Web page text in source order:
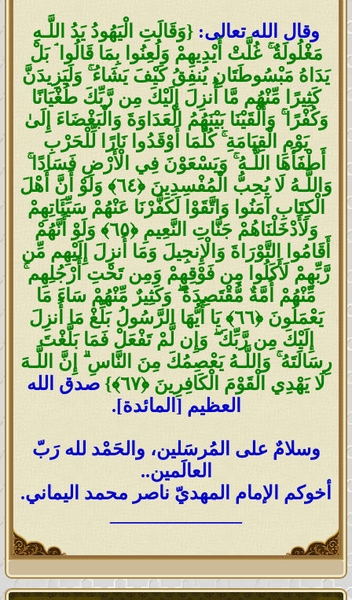
وقال الله تعالى: {وَقَالَتِ الْيَهُودُ يَدُ اللَّـهِ
مَغْلُولَةٌ ۚ غُلَّتْ أَيْدِيهِمْ وَلُعِنُوا بِمَا قَالُوا ۘ بَلْ
يَدَاهُ مَبْسُوطَتَانِ يُنفِقُ كَيْفَ يَشَاءُ ۚ وَلَيَزِيدَنَّ
كَثِيرًا مِّنْهُم مَّا أُنزِلَ إِلَيْكَ مِن رَّبِّكَ طُغْيَانًا
وَكُفْرًا ۚ وَأَلْقَيْنَا بَيْنَهُمُ الْعَدَاوَةَ وَالْبَغْضَاءَ إِلَىٰ
يَوْمِ الْقِيَامَةِ ۚ كُلَّمَا أَوْقَدُوا نَارًا لِّلْحَرْبِ
أَطْفَأَهَا اللَّـهُ ۚ وَيَسْعَوْنَ فِي الْأَرْضِ فَسَادًا ۚ
وَاللَّـهُ لَا يُحِبُّ الْمُفْسِدِينَ ﴿٦٤﴾ وَلَوْ أَنَّ أَهْلَ
الْكِتَابِ آمَنُوا وَاتَّقَوْا لَكَفَّرْنَا عَنْهُمْ سَيِّئَاتِهِمْ
وَلَأَدْخَلْنَاهُمْ جَنَّاتِ النَّعِيمِ ﴿٦٥﴾ وَلَوْ أَنَّهُمْ
أَقَامُوا التَّوْرَاةَ وَالْإِنجِيلَ وَمَا أُنزِلَ إِلَيْهِم مِّن
رَّبِّهِمْ لَأَكَلُوا مِن فَوْقِهِمْ وَمِن تَحْتِ أَرْجُلِهِم ۚ
مِّنْهُمْ أُمَّةٌ مُّقْتَصِدَةٌ ۖ وَكَثِيرٌ مِّنْهُمْ سَاءَ مَا
يَعْمَلُونَ ﴿٦٦﴾ يَا أَيُّهَا الرَّسُولُ بَلِّغْ مَا أُنزِلَ
إِلَيْكَ مِن رَّبِّكَ ۖ وَإِن لَّمْ تَفْعَلْ فَمَا بَلَّغْتَ
رِسَالَتَهُ ۚ وَاللَّـهُ يَعْصِمُكَ مِنَ النَّاسِ ۗ إِنَّ اللَّـهَ
لَا يَهْدِي الْقَوْمَ الْكَافِرِينَ ﴿٦٧﴾}
صدق الله
العظيم [المائدة].
وسلامٌ على المُرسَلين، والحَمْد لله رَبّ
العالَمين..
أخوكم الإمام المهديّ ناصر محمد اليماني.